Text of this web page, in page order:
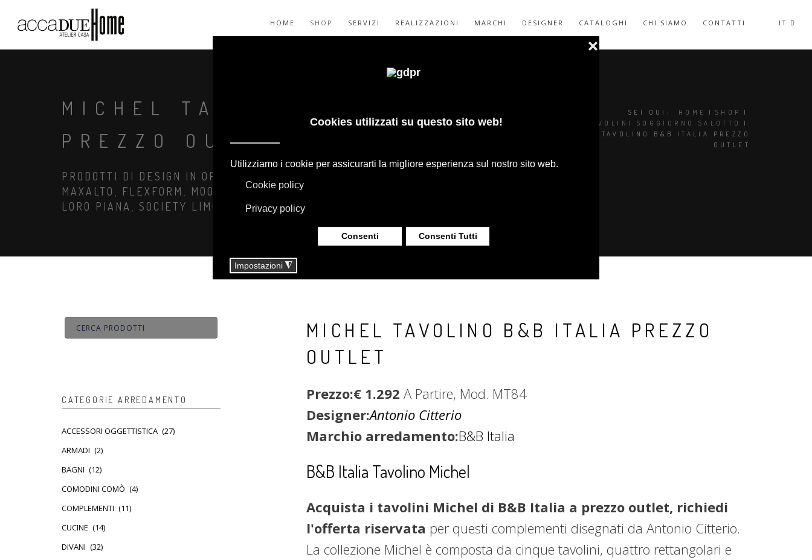
IT
HOME SHOP SERVIZI REALIZZAZIONI MARCHI DESIGNER CATALOGHI CHI SIAMO CONTATTI
MICHEL TAVOLINO B&B ITALIA
PREZZO OUTLET
PRODOTTI DI DESIGN IN OFFERTA: AGAPE, BOFFI, B&B ITALIA, DE PADOVA,
MAXALTO, FLEXFORM, MOOOI. BIANCHERIA, TAPPETI E TESSUTI MISSONI,
LORO PIANA, SOCIETY LIMONTA. ILLUMINAZIONE DAVIDE GROPPI OLUCE.
SEI QUI: HOME | SHOP
|
TAVOLINI SOGGIORNO SALOTTO
|
MICHEL TAVOLINO B&B ITALIA PREZZO
OUTLET
MICHEL TAVOLINO B&B ITALIA PREZZO
OUTLET
Prezzo:€ 1.292 A Partire, Mod. MT84
Designer:Antonio Citterio
Marchio arredamento:B&B Italia
B&B Italia Tavolino Michel
Acquista i tavolini Michel di B&B Italia a prezzo outlet, richiedi
l'offerta riservata per questi complementi disegnati da Antonio Citterio.
La collezione Michel è composta da cinque tavolini, quattro rettangolari e
CATEGORIE ARREDAMENTO
ACCESSORI OGGETTISTICA (27)
ARMADI (2)
BAGNI (12)
COMODINI COMÒ (4)
COMPLEMENTI (11)
CUCINE (14)
DIVANI (32)